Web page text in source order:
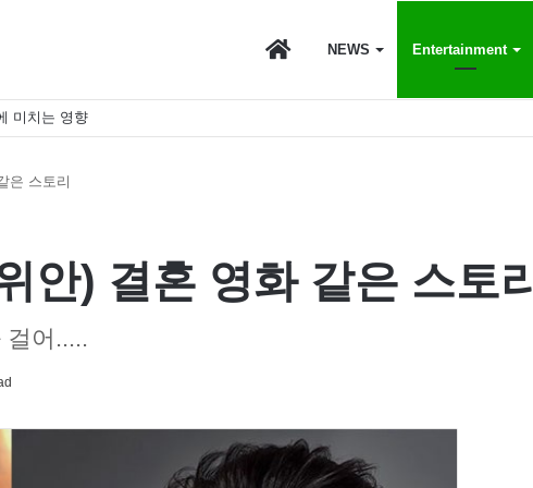
마
리
NEWS Entertainment
미치는 영향
은 스토리
안) 결혼 영화 같은 스토리
어.....